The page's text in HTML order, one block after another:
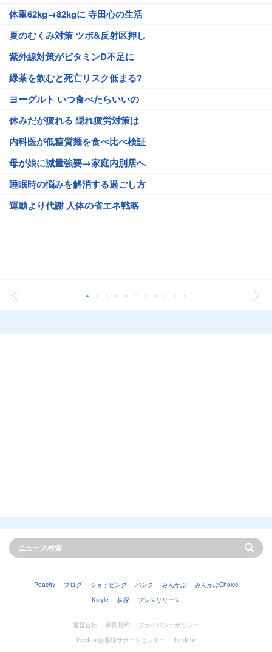
体重62kg→82kgに 寺田心の生活
夏のむくみ対策 ツボ&反射区押し
紫外線対策がビタミンD不足に
緑茶を飲むと死亡リスク低まる?
ヨーグルト いつ食べたらいいの
休みだが疲れる 隠れ疲労対策は
内科医が低糖質麺を食べ比べ検証
母が娘に減量強要→家庭内別居へ
睡眠時の悩みを解消する過ごし方
運動より代謝 人体の省エネ戦略
Peachy ブログ ショッピング バンク みんかぶ
みんかぶChoice
Kstyle
株探 プレスリリース
運営会社 利用規約
プライバシーポリシー
livedoorお客様サポートセンター
livedoor